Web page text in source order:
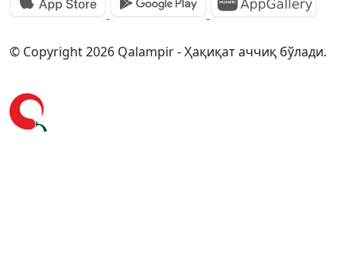
© Copyright 2026 Qalampir - Ҳақиқат аччиқ бўлади.